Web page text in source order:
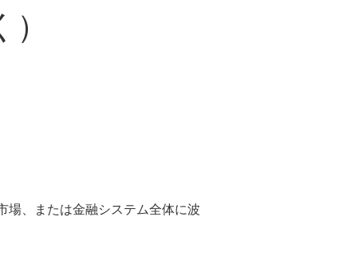
場、または金融システム全体に波